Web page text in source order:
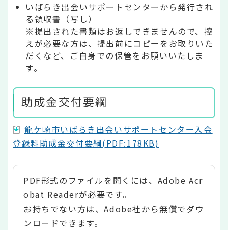
いばらき出会いサポートセンターから発行され
る領収書（写し）
※提出された書類はお返しできませんので、控
えが必要な方は、提出前にコピーをお取りいた
だくなど、ご自身での保管をお願いいたしま
す。
助成金交付要綱
龍ケ崎市いばらき出会いサポートセンター入会
登録料助成金交付要綱(PDF:178KB)
PDF形式のファイルを開くには、Adobe Acr
obat Readerが必要です。
お持ちでない方は、Adobe社から無償でダウ
ンロードできます。